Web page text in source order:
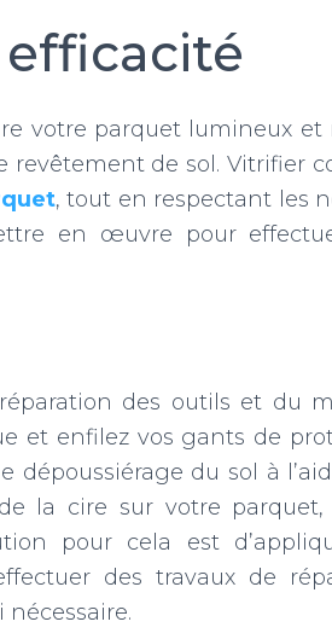
votre parquet lumineux et
revêtement de sol. Vitrifier
, tout en respectant les
en œuvre pour
des outils et du
et enfilez vos gants de
dépoussiérage du sol à
la cire sur votre
pour cela est
des travaux de